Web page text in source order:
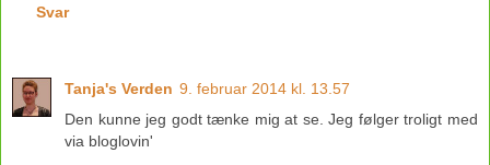
Svar
Tanja's Verden 9. februar 2014 kl. 13.57
Den kunne jeg godt tænke mig at se. Jeg følger troligt med
via bloglovin'